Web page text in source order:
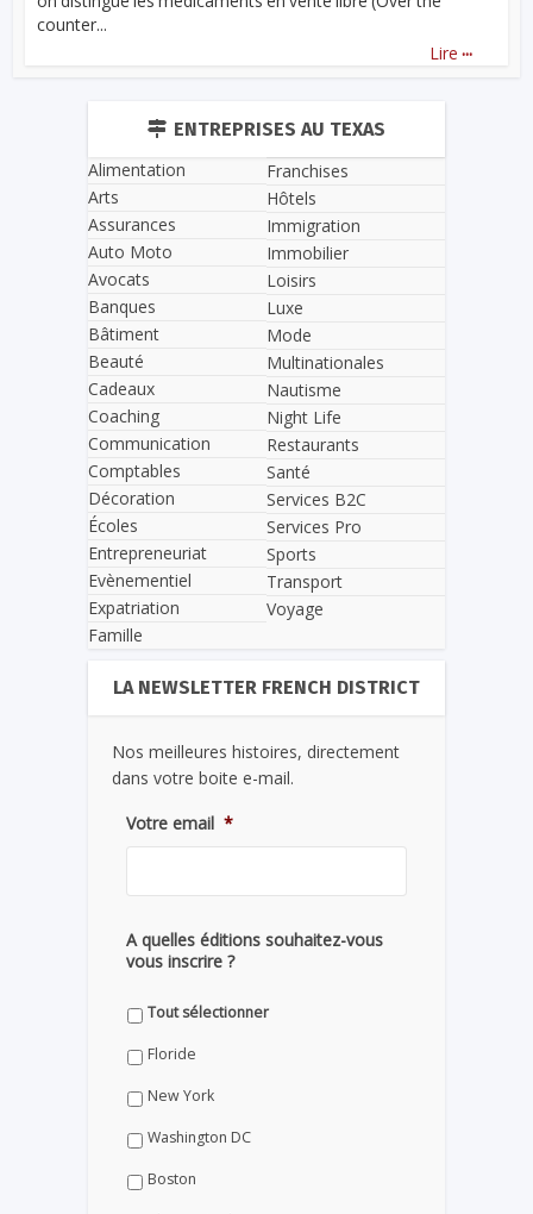
counter...
Lire ...
ENTREPRISES AU TEXAS
Alimentation
Arts
Assurances
Auto Moto
Avocats
Banques
Bâtiment
Beauté
Cadeaux
Coaching
Communication
Comptables
Décoration
Écoles
Entrepreneuriat
Evènementiel
Expatriation
Famille
Franchises
Hôtels
Immigration
Immobilier
Loisirs
Luxe
Mode
Multinationales
Nautisme
Night Life
Restaurants
Santé
Services B2C
Services Pro
Sports
Transport
Voyage
LA NEWSLETTER FRENCH DISTRICT
Nos meilleures histoires, directement
dans votre boite e-mail.
Votre email *
A quelles éditions souhaitez-vous
vous inscrire ?
Tout sélectionner
Floride
New York
Washington DC
Boston